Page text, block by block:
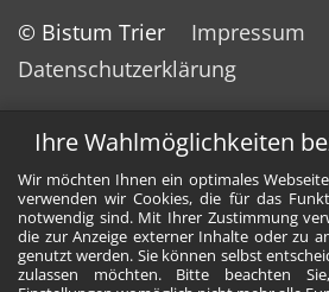
Ihre Wahlmöglichkeiten
Wir möchten Ihnen ein optimales
verwenden wir Cookies, die für das
notwendig sind. Mit Ihrer Zustimmung
die zur Anzeige externer Inhalte oder zu
genutzt werden. Sie können selbst
zulassen möchten. Bitte beachten
© Bistum Trier
Impressum
Datenschutzerklärung